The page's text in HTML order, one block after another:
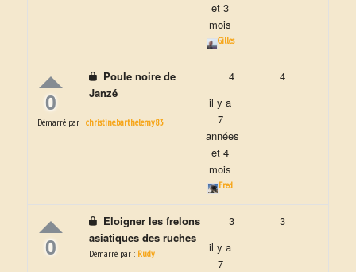
et 3
mois
Gilles
0
Poule noire de
Janzé
Démarré par : christine.barthelemy83
4
4
il y a
7
années
et 4
mois
Fred
0
Eloigner les frelons
asiatiques des ruches
Démarré par : Rudy
3
3
il y a
7